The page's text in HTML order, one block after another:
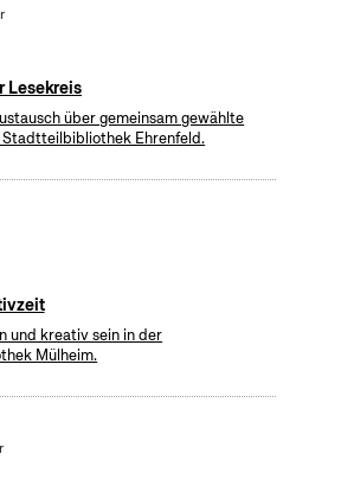
Lesekreis
über gemeinsam gewählte
Ehrenfeld.
und kreativ sein in der
Mülheim.